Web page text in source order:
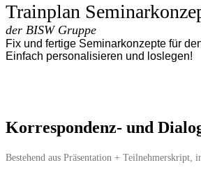
Trainplan
der BISW Gruppe
Fix und fertige Seminarkonzepte für
Einfach personalisieren und loslegen!
Korrespondenz- und
Bestehend aus Präsentation + Teilnehmerskript,